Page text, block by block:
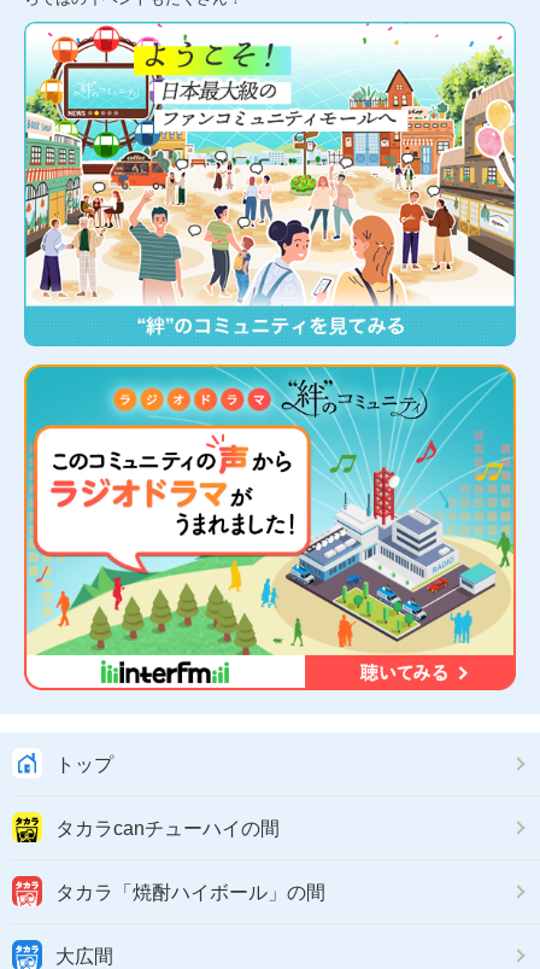
トップ
タカラcanチューハイの間
タカラ「焼酎ハイボール」の間
大広間